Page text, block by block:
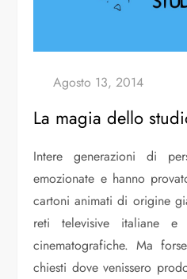
La magia dello
Intere generazioni di
emozionate e hanno
cartoni animati di origine
reti televisive italiane e
cinematografiche. Ma
chiesti dove venissero